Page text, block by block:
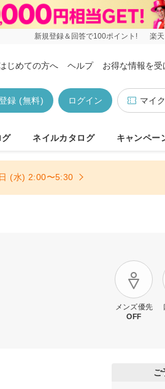
新規登録＆回答で100ポイント! 楽
じめての方へ ヘルプ お得な情報を受
マイ
ログイン
録 (無料)
グ ネイルカタログ キャンペー
(水) 2:00〜5:30
メンズ優先
OFF
ご